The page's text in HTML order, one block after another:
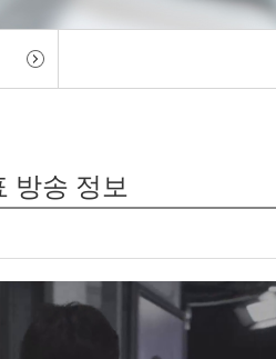
방송 정보